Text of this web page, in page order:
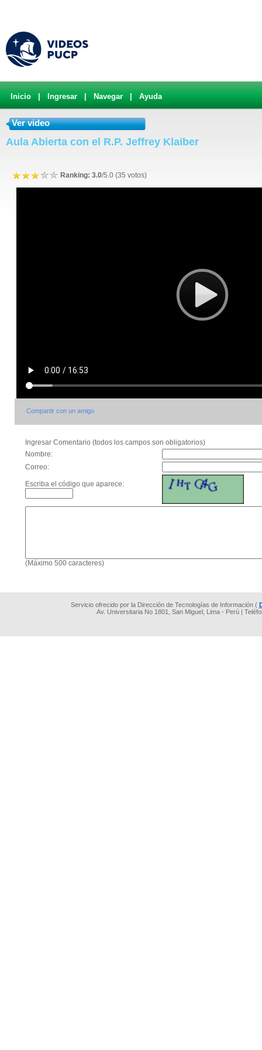
Inicio Ingresar Navegar Ayuda
Ver video
Aula Abierta con el R.P. Jeffrey Klaiber
Ranking: 3.0/5.0 (35 votos)
Compartir con un amigo
Ingresar Comentario (todos los campos son obligatorios)
Nombre:
Correo:
Escriba el código que aparece:
(Máximo 500 caracteres)
Servicio ofrecido por la Dirección de Tecnologías de Información (
Av. Universitaria No 1801, San Miguel, Lima - Perú |